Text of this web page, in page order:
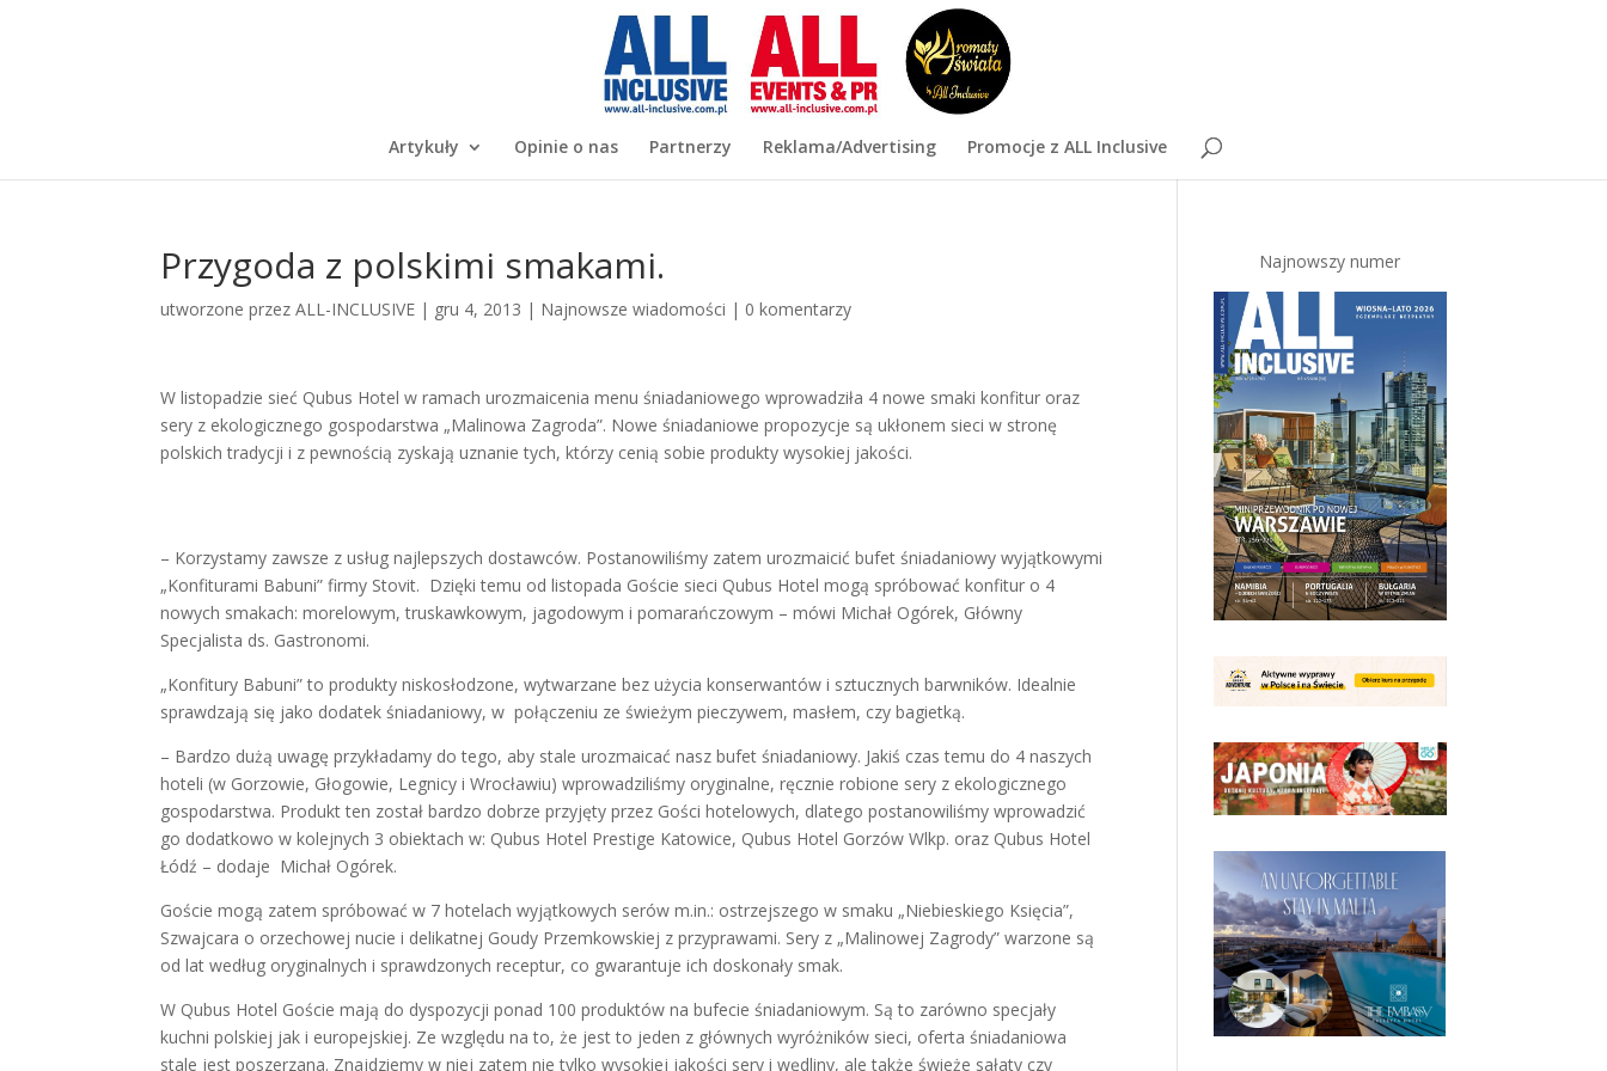
Artykuły Opinie o nas Partnerzy Reklama/Advertising Promocje z ALL Inclusive
Przygoda z polskimi smakami.
utworzone przezALL-INCLUSIVE | gru 4, 2013 | Najnowsze wiadomości | 0 komentarzy
W listopadzie sieć Qubus Hotel w ramach urozmaicenia menu śniadaniowego wprowadziła 4 nowe smaki konfitur oraz
sery z ekologicznego gospodarstwa „Malinowa Zagroda”. Nowe śniadaniowe propozycje są ukłonem sieci w stronę
polskich tradycji i z pewnością zyskają uznanie tych, którzy cenią sobie produkty wysokiej jakości.
– Korzystamy zawsze z usług najlepszych dostawców. Postanowiliśmy zatem urozmaicić bufet śniadaniowy wyjątkowymi
„Konfiturami Babuni” firmy Stovit. Dzięki temu od listopada Goście sieci Qubus Hotel mogą spróbować konfitur o 4
nowych smakach: morelowym, truskawkowym, jagodowym i pomarańczowym – mówi Michał Ogórek, Główny
Specjalista ds. Gastronomi.
„Konfitury Babuni” to produkty niskosłodzone, wytwarzane bez użycia konserwantów i sztucznych barwników. Idealnie
sprawdzają się jako dodatek śniadaniowy, w połączeniu ze świeżym pieczywem, masłem, czy bagietką.
– Bardzo dużą uwagę przykładamy do tego, aby stale urozmaicać nasz bufet śniadaniowy. Jakiś czas temu do 4 naszych
hoteli (w Gorzowie, Głogowie, Legnicy i Wrocławiu) wprowadziliśmy oryginalne, ręcznie robione sery z ekologicznego
gospodarstwa. Produkt ten został bardzo dobrze przyjęty przez Gości hotelowych, dlatego postanowiliśmy wprowadzić
go dodatkowo w kolejnych 3 obiektach w: Qubus Hotel Prestige Katowice, Qubus Hotel Gorzów Wlkp. oraz Qubus Hotel
Łódź – dodaje Michał Ogórek.
Goście mogą zatem spróbować w 7 hotelach wyjątkowych serów m.in.: ostrzejszego w smaku „Niebieskiego Księcia”,
Szwajcara o orzechowej nucie i delikatnej Goudy Przemkowskiej z przyprawami. Sery z „Malinowej Zagrody” warzone są
od lat według oryginalnych i sprawdzonych receptur, co gwarantuje ich doskonały smak.
W Qubus Hotel Goście mają do dyspozycji ponad 100 produktów na bufecie śniadaniowym. Są to zarówno specjały
kuchni polskiej jak i europejskiej. Ze względu na to, że jest to jeden z głównych wyróżników sieci, oferta śniadaniowa
stale jest poszerzana. Znajdziemy w niej zatem nie tylko wysokiej jakości sery i wędliny, ale także świeże sałaty czy
Najnowszy numer